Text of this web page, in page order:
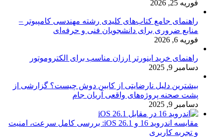
فوریه 25, 2026
راهنمای جامع کتاب‌های کلیدی رشته مهندسی کامپیوتر –
منابع ضروری برای دانشجویان فنی و حرفه‌ای
فوریه 6, 2026
راهنمای خرید اینورتر ارزان مناسب برای الکتروموتور
دسامبر 9, 2025
بیشترین دلیل نارضایتی از کابین دوش چیست؟ گزارشی از
پشت صحنه پروژه‌های واقعی آریان جام
دسامبر 9, 2025
مقایسه اندروید 16 و iOS 26.1: بررسی کامل سرعت، امنیت
و تجربه کاربری